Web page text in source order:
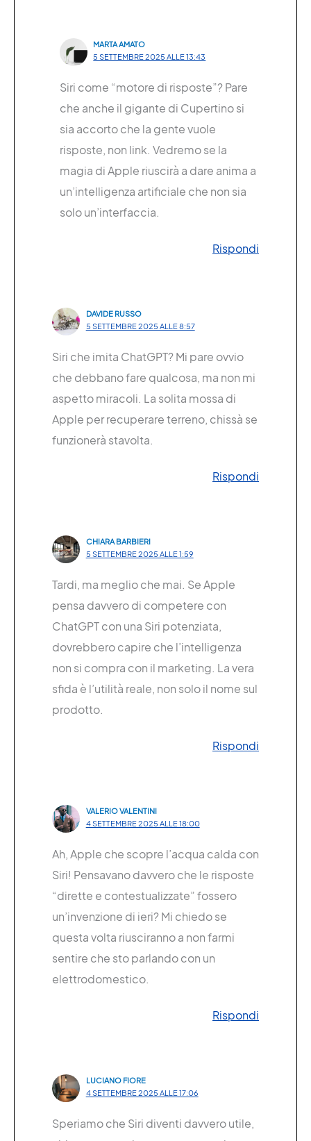
MARTA AMATO
5 SETTEMBRE 2025 ALLE 13:43
Siri come “motore di risposte”? Pare
che anche il gigante di Cupertino si
sia accorto che la gente vuole
risposte, non link. Vedremo se la
magia di Apple riuscirà a dare anima a
un’intelligenza artificiale che non sia
solo un’interfaccia.
Rispondi
DAVIDE RUSSO
5 SETTEMBRE 2025 ALLE 8:57
Siri che imita ChatGPT? Mi pare ovvio
che debbano fare qualcosa, ma non mi
aspetto miracoli. La solita mossa di
Apple per recuperare terreno, chissà se
funzionerà stavolta.
Rispondi
CHIARA BARBIERI
5 SETTEMBRE 2025 ALLE 1:59
Tardi, ma meglio che mai. Se Apple
pensa davvero di competere con
ChatGPT con una Siri potenziata,
dovrebbero capire che l’intelligenza
non si compra con il marketing. La vera
sfida è l’utilità reale, non solo il nome sul
prodotto.
Rispondi
VALERIO VALENTINI
4 SETTEMBRE 2025 ALLE 18:00
Ah, Apple che scopre l’acqua calda con
Siri! Pensavano davvero che le risposte
“dirette e contestualizzate” fossero
un’invenzione di ieri? Mi chiedo se
questa volta riusciranno a non farmi
sentire che sto parlando con un
elettrodomestico.
Rispondi
LUCIANO FIORE
4 SETTEMBRE 2025 ALLE 17:06
Speriamo che Siri diventi davvero utile,